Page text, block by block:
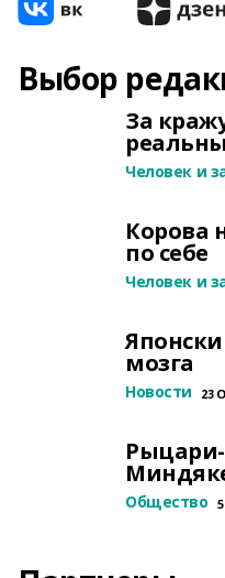
Выбор
За
Человек и
Корова
по себе
Человек и
мозга
Новости 23
Общество